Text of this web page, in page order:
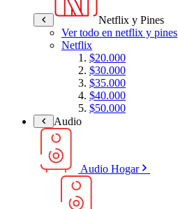
Netflix y Pines
Ver todo en netflix y pines
Netflix
$20.000
$30.000
$35.000
$40.000
$50.000
Audio
Audio Hogar